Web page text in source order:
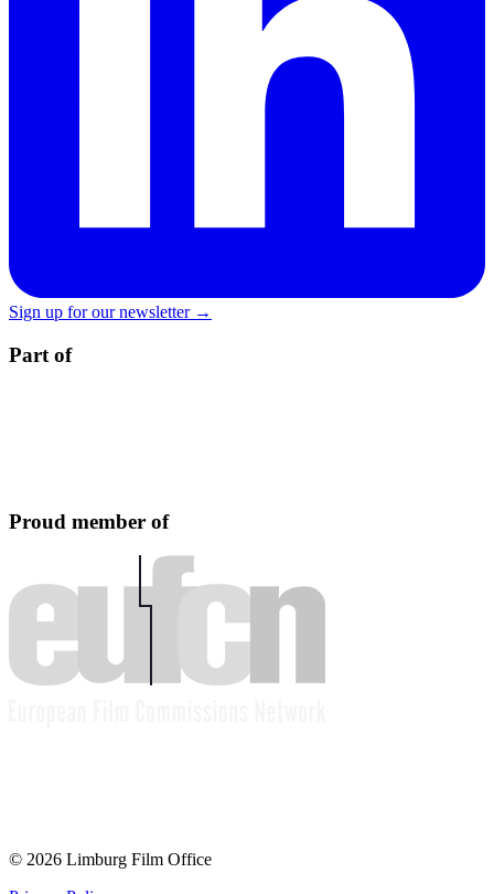
Sign up for our newsletter →
Part of
Proud member of
© 2026 Limburg Film Office